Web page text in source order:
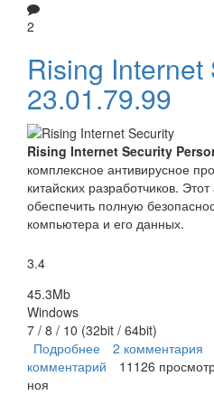
2
Rising Internet
23.01.79.99
Rising Internet Security
комплексное антивирусное
китайских разработчиков.
обеспечить полную
компьютера и его данных.
3.4
45.3Mb
Windows
7 / 8 / 10 (32bit / 64bit)
Подробнее о Rising Internet
2 комментария
комментарий
11126
ноя